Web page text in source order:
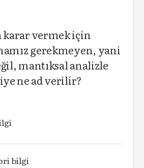
karar vermek için
gerekmeyen, yani
mantıksal analizle
ne ad verilir?
bilgi